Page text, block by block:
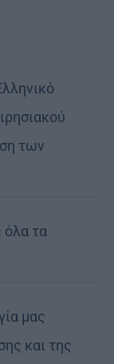
των
όλα τα
μας
και της